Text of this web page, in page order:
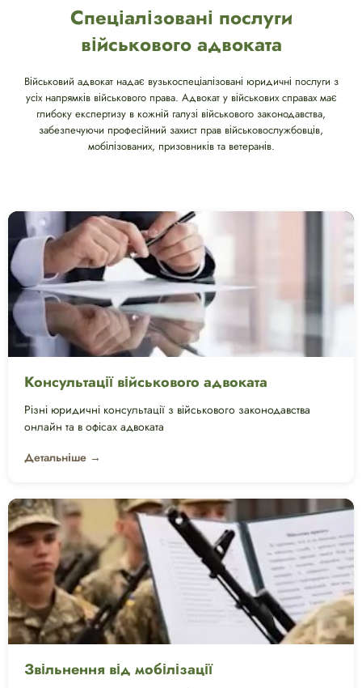
Спеціалізовані послуги
військового адвоката
Військовий адвокат надає вузькоспеціалізовані юридичні послуги з
усіх напрямків військового права. Адвокат у військових справах має
глибоку експертизу в кожній галузі військового законодавства,
забезпечуючи професійний захист прав військовослужбовців,
мобілізованих, призовників та ветеранів.
Консультації військового адвоката
Різні юридичні консультації з військового законодавства
онлайн та в офісах адвоката
Детальніше →
Звільнення від мобілізації